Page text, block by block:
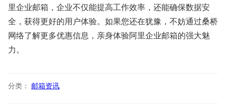
里企业邮箱，企业不仅能提高工作效率，还能确保数据安
全，获得更好的用户体验。如果您还在犹豫，不妨通过桑桥
网络了解更多优惠信息，亲身体验阿里企业邮箱的强大魅
力。
分类： 邮箱资讯